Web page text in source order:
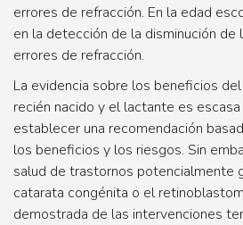
errores de refracción. En la edad
en la detección de la disminución de
errores de refracción.
La evidencia sobre los beneficios
recién nacido y el lactante es
establecer una recomendación
los beneficios y los riesgos. Sin
salud de trastornos potencialmente
catarata congénita o el
demostrada de las intervenciones